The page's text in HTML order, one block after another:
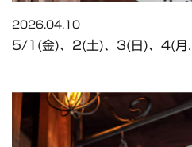
2026.04.10
5/1(金)、2(土)、3(日)、4(月...